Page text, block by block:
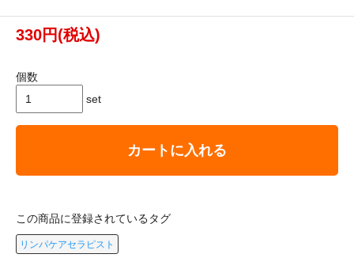
330円(税込)
個数
set
カートに入れる
この商品に登録されているタグ
リンパケアセラピスト